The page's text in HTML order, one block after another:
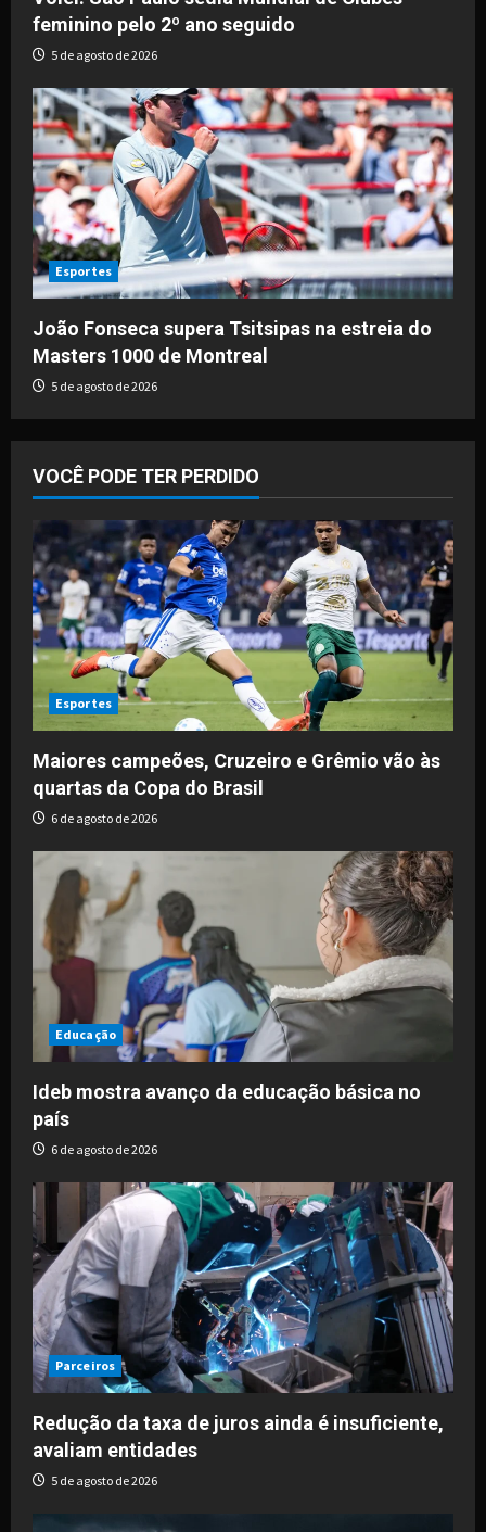
feminino pelo 2º ano seguido
5 de agosto de 2026
Esportes
João Fonseca supera Tsitsipas na estreia do
Masters 1000 de Montreal
5 de agosto de 2026
VOCÊ PODE TER PERDIDO
Esportes
Maiores campeões, Cruzeiro e Grêmio vão às
quartas da Copa do Brasil
6 de agosto de 2026
Educação
Ideb mostra avanço da educação básica no
país
6 de agosto de 2026
Parceiros
Redução da taxa de juros ainda é insuficiente,
avaliam entidades
5 de agosto de 2026